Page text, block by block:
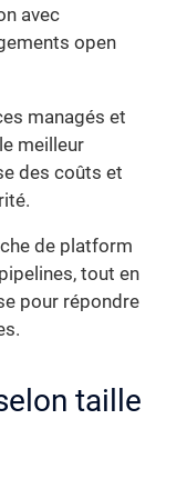
avec
open
managés et
meilleur
des coûts et
de platform
tout en
pour répondre
taille